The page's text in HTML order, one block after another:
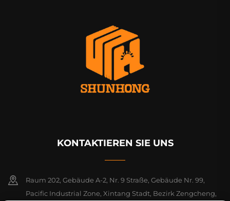
KONTAKTIEREN SIE UNS
Raum 202, Gebäude A-2, Nr. 9 Straße, Gebäude Nr. 99,
Pacific Industrial Zone, Xintang Stadt, Bezirk Zengcheng,